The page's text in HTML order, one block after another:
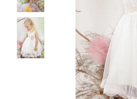
€221.00.
€198.90.